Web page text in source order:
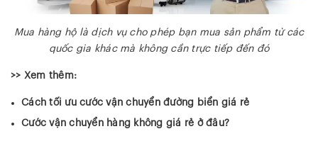
Mua hàng hộ là dịch vụ cho phép bạn mua sản phẩm từ các
quốc gia khác mà không cần trực tiếp đến đó
>> Xem thêm:
Cách tối ưu cước vận chuyển đường biển giá rẻ
Cước vận chuyển hàng không giá rẻ ở đâu?